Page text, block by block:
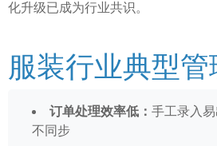
化升级已成为行业共识。
服装行业典型
订单处理效率低： 手工录入
不同步